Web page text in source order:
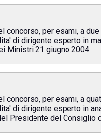
concorso, per esami, a
di dirigente esperto in
Ministri 21 giugno 2004.
concorso, per esami, a
di dirigente esperto in
Presidente del Consiglio